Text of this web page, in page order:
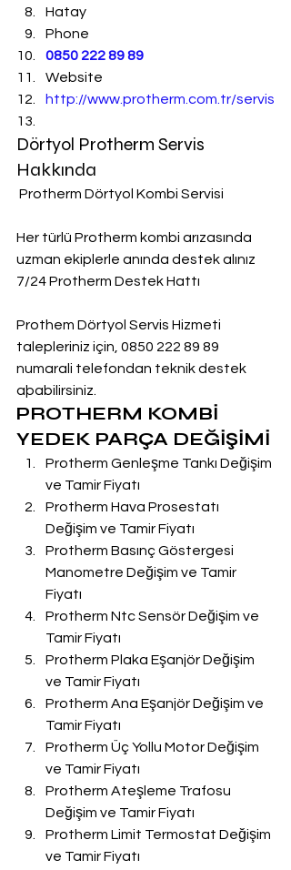
Hatay
Phone
0850 222 89 89
Website
http://www.protherm.com.tr/servis
Dörtyol Protherm Servis
Hakkında
Protherm Dörtyol Kombi Servisi
Her türlü Protherm kombi arızasında
uzman ekiplerle anında destek alınız
7/24 Protherm Destek Hattı
Prothem Dörtyol Servis Hizmeti
talepleriniz için, 0850 222 89 89
numarali telefondan teknik destek
aþabilirsiniz.
PROTHERM KOMBİ
YEDEK PARÇA DEĞİŞİMİ
Protherm Genleşme Tankı Değişim
ve Tamir Fiyatı
Protherm Hava Prosestatı
Değişim ve Tamir Fiyatı
Protherm Basınç Göstergesi
Manometre Değişim ve Tamir
Fiyatı
Protherm Ntc Sensör Değişim ve
Tamir Fiyatı
Protherm Plaka Eşanjör Değişim
ve Tamir Fiyatı
Protherm Ana Eşanjör Değişim ve
Tamir Fiyatı
Protherm Üç Yollu Motor Değişim
ve Tamir Fiyatı
Protherm Ateşleme Trafosu
Değişim ve Tamir Fiyatı
Protherm Limit Termostat Değişim
ve Tamir Fiyatı